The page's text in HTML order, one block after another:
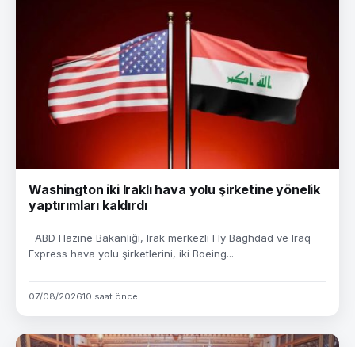
Washington iki Iraklı hava yolu şirketine yönelik
yaptırımları kaldırdı
ABD Hazine Bakanlığı, Irak merkezli Fly Baghdad ve Iraq
Express hava yolu şirketlerini, iki Boeing...
07/08/202610 saat önce